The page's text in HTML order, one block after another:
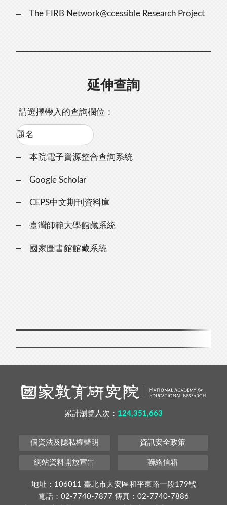
The FIRB Network@ccessible Research Project
延伸查詢
請選擇帶入的查詢欄位：
本院電子資源整合查詢系統
Google Scholar
CEPS中文期刊資料庫
臺灣師範大學館藏系統
國家圖書館館藏系統
累計瀏覽人次： 124,351,663
個資法及隱私權聲明 資訊安全政策
網站資料開放宣告 聯絡信箱
地址：106011 臺北市大安區和平東路一段179號
電話：02-7740-7877 傳真：02-7740-7886